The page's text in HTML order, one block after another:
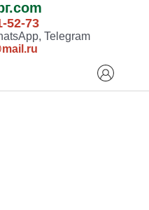
52-73
Telegram